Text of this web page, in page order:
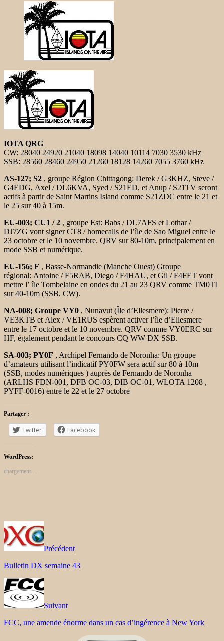
IOTA QRG
CW: 28040 24920 21040 18098 14040 10114 7030 3530 kHz
SSB: 28560 28460 24950 21260 18128 14260 7055 3760 kHz
AS-127; S2 , groupe Région Chittagong: Derek / G3KHZ, Steve /
G4EDG, Axel / DL6KVA, Syed / S21ED, et Anup / S21TV seront
actifs à partir de Saint Martins Island comme S21ZDC entre le 21 et
le 25 sur 40 à 15m.
EU-003; CU1 / 2 , groupe Est: Babs / DL7AFS et Lothar /
DJ7ZG vont signer CT8 / homecalls de l’île de Sao Miguel entre le
23 octobre et le 10 novembre. QRV sur 80-10m, principalement en
mode SSB et numérique.
EU-156; F , Basse-Normandie (Manche Ouest) Groupe
régional: Antoine / F5RAB, Diego / F4HAU, et Gil / F4FET vont
mettre l’ île Tombelaine en ondes du 21 au 23 QRV comme TM0TI
sur 40-10m (SSB, CW).
NA-008; Groupe VY0 , Nunavut (Île d’Ellesmere): Pierre /
VE3KTB et Alex / VE1RUS espèrent activer l’île d’Ellesmere
entre le 17 octobre et le 10 novembre. QRV comme VY0ERC sur
HF, également pendant le concours CQ WW DX SSB.
SA-003; PY0F , Archipel Fernando de Noronha: Un groupe
d’amateurs utilisant l’indicatif PY0FW sera actif sur 80 à 10m
(SSB, modes numériques ) auprès de Fernando de Noronha
(ARLHS FDN-001, DFB OC-03, DIB OC-01, WLOTA 1208 ,
PYFF-0016) entre le 22 et le 27 octobre
Partager :
Twitter Facebook
WordPress:
chargement…
Précédent
Bulletin DX semaine 43
Suivant
FCC, une amende énorme dans un cas d’ingérence à New York